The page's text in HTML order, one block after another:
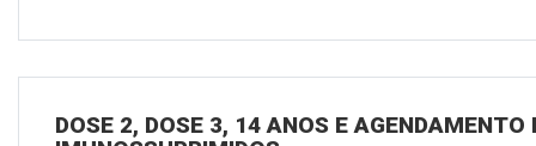
DOSE 2, DOSE 3, 14 ANOS E